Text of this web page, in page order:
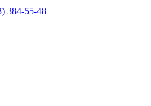
384-55-48